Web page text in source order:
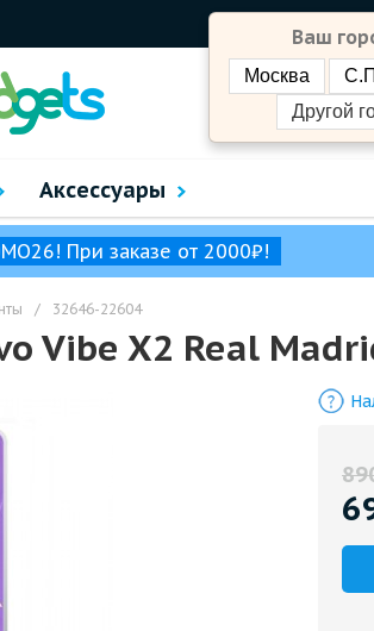
Ваш
Москва
Другой
Аксессуары
При заказе от 2000₽!
/ 32646-22604
Vibe X2 Real